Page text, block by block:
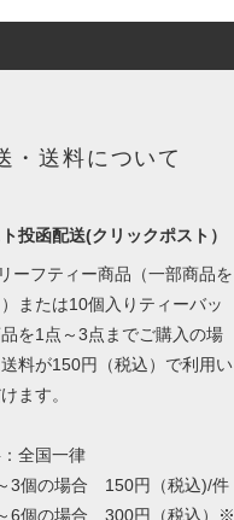
・送料について
投函配送(クリックポスト）
ーフティー商品（一部商品を
または10個入りティーバッ
を1点～3点までご購入の場
料が150円（税込）で利用い
ます。
全国一律
3個の場合 150円（税込)/件
6個の場合 300円（税込）※